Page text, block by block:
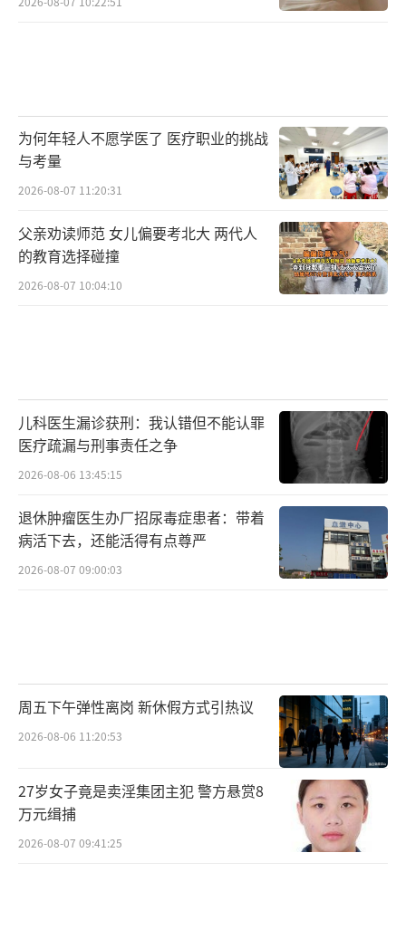
力日益增强。她们不仅树立了年轻一代的榜
在商业领域，全红婵和陈芋汐的形象备受
众多品牌的青睐。然而，她们始终保持头脑清
声誉不受影响。在家庭方面，全红婵和陈芋汐
的家人为她们感到无比自豪，她们的成功不仅
成为家庭的荣耀，也激励着家人更加努力地生
就，但她们始终没有忘记最初的初心。在训练
之余，她们积极参与公益活动，利用自己的影
响力为社会做出贡献。在她们的光辉照耀下，
整个跳水界也焕发出了新的活力。越来越多的
年轻选手受到了她们的激励，纷纷投身于跳水
训练，立志要像她们一样在赛场上闪耀光芒。
总是热情洋溢地传递自己的经历，希望能激励
更多人勇敢追逐梦想。在一次全国体育表彰大
会上，她们再次携手登上领奖台，身着华丽礼
服，脸上洋溢着笑容，接受国家和人民的崇高
敬意。此时，她们的心中充满了感恩与自豪。
荣耀的背后并非一帆风顺。高强度的训练
为何年轻人不愿学医了 医疗职业的挑战
与考量
2026-08-07 11:20:31
父亲劝读师范 女儿偏要考北大 两代人
的教育选择碰撞
2026-08-07 10:04:10
儿科医生漏诊获刑：我认错但不能认罪
医疗疏漏与刑事责任之争
2026-08-06 13:45:15
退休肿瘤医生办厂招尿毒症患者：带着
病活下去，还能活得有点尊严
2026-08-07 09:00:03
周五下午弹性离岗 新休假方式引热议
2026-08-06 11:20:53
27岁女子竟是卖淫集团主犯 警方悬赏8
万元缉捕
2026-08-07 09:41:25